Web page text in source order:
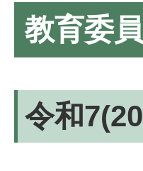
教育委
令和